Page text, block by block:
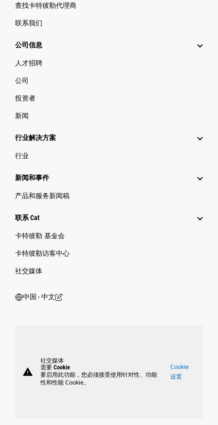
查找卡特彼勒代理商
联系我们
公司信息
人才招聘
公司
投资者
新闻
行业解决方案
行业
新闻和事件
产品和服务新闻稿
联系 Cat
卡特彼勒 基金会
卡特彼勒访客中心
社交媒体
中国 ‧ 中文
warning
社交媒体
需要 Cookie
要启用此功能，您必须接受使用针对性、功能
性和性能 Cookie。
Cookie
设置